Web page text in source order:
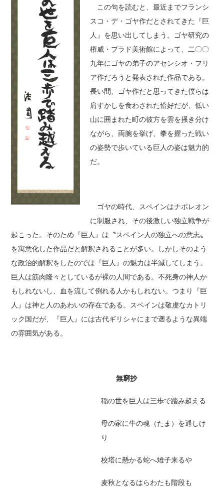
この句を読むと、最近までフランシ
スコ・デ・ゴヤ作だとされてきた『巨
人』を思い出してしまう。ゴヤ研究の
権威・プラド美術館によって、二〇〇
九年にゴヤの弟子のアセンシオ・フリ
ア作だろうと発表された作品である。
長い間、ゴヤ作だと思ってきた僕らは
肩すかしを食わされた恰好だが、低い
山に囲まれた町の彼方を雲を掻き分け
ながら、両腕を挙げ、拳を握った戦い
の姿勢で歩いている巨人の姿は魅力的
だ。
ゴヤの時代、スペインはナポレオン
に制服され、その後激しい独立戦争が
起こった。そのため『巨人』は〝スペイン人の独立への意志〟
を寓意化した作品だと解釈されることが多い。しかしそのよう
な政治的解釈をしたのでは『巨人』の魅力は半減してしまう。
巨人は筋肉隆々としているが裸の人間である。不死身の神人か
もしれないし、血を流して倒れる人かもしれない。つまり『巨
人』は神と人のあわいの存在である。スペインは敬虔なカトリ
ック国だが、『巨人』には古代ギリシャにまで遡るような異端
の雰囲気がある。
無窮抄
稲の世を巨人は三歩で踏み超える
母の家に牛の魂（たま）を通しけ
り
校塔に懸かる蛇へ雉子来るや
麦秋となるはらわたも階段も